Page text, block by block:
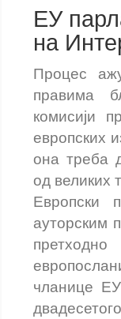
ЕУ
на
Процес
правима
комисији
европских
она треба
од великих
Европски
ауторским
чланице